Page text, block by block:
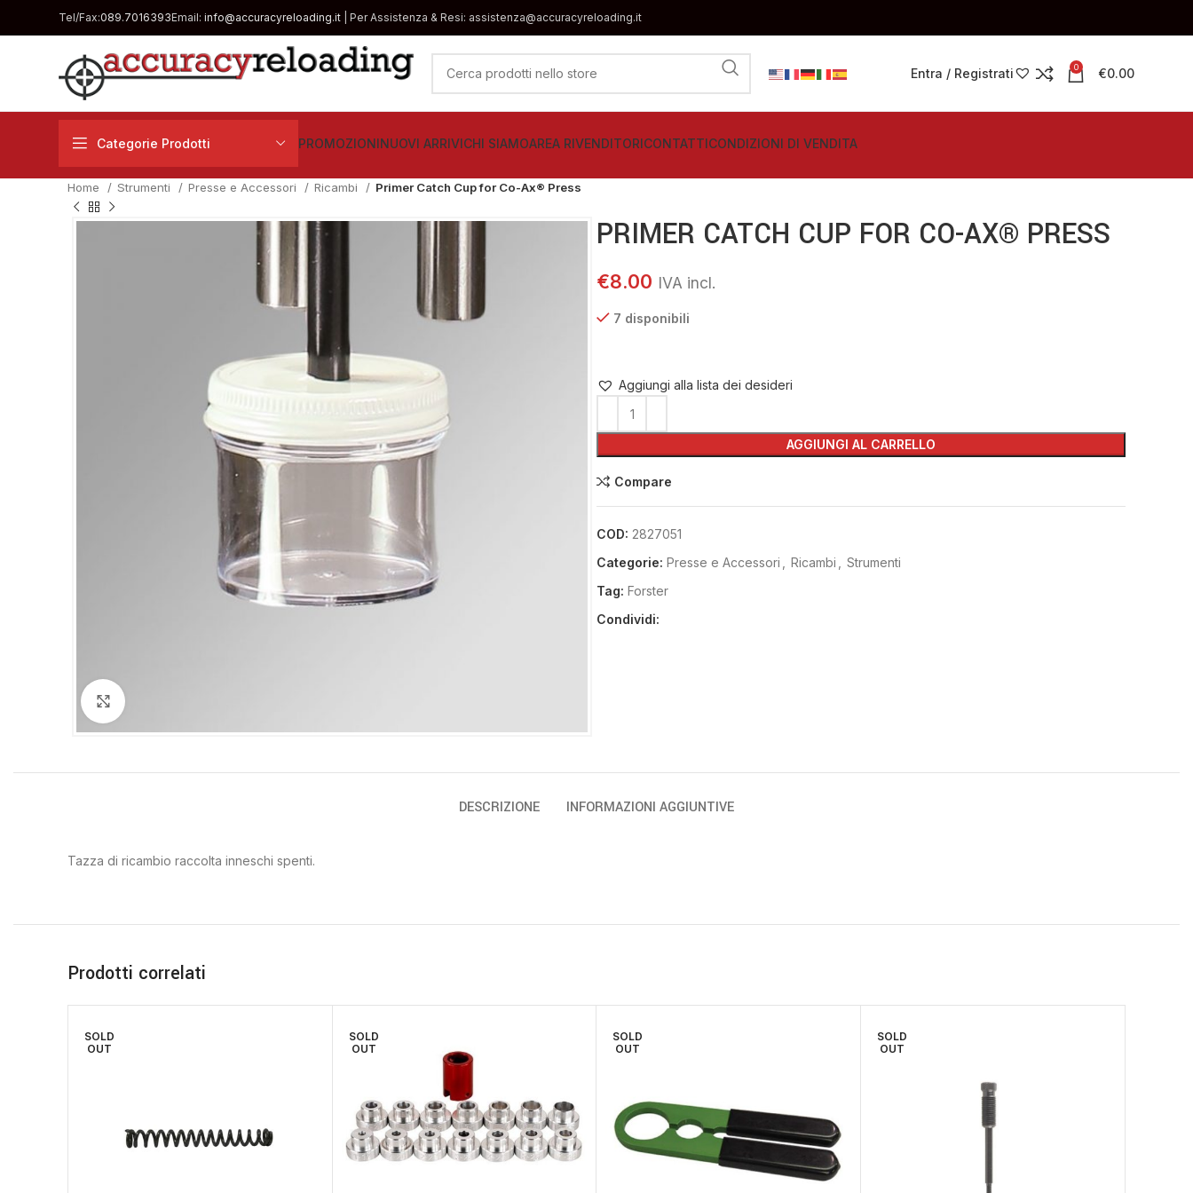
Tel/Fax:089.7016393Email: info@accuracyreloading.it | Per Assistenza & Resi: assistenza@accuracyreloading.it
Entra / Registrati 0 €0.00
Categorie Prodotti PROMOZIONINUOVI ARRIVICHI SIAMOAREA RIVENDITORICONTATTICONDIZIONI DI VENDITA
Home Strumenti Presse e Accessori Ricambi Primer Catch Cup for Co-Ax® Press
PRIMER CATCH CUP FOR CO-AX® PRESS
€8.00
7 disponibili
AGGIUNGI AL CARRELLO
Aggiungi alla lista dei desideri
Compare
COD: 2827051
Categorie: Presse e Accessori Ricambi
Strumenti
Tag: Forster
Condividi:
DESCRIZIONE INFORMAZIONI AGGIUNTIVE
Tazza di ricambio raccolta inneschi spenti.
Prodotti correlati
SOLD
OUT
SOLD
OUT
SOLD
OUT
SOLD
OUT